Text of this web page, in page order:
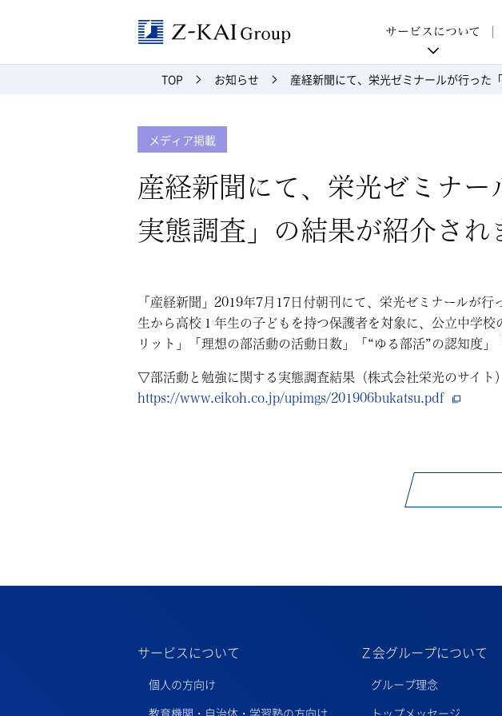
サービスについて
TOP お知らせ 産経新聞にて、栄光ゼミナールが行った
メディア掲載
産経新聞にて、栄光ゼミナ
実態調査」の結果が紹介され
「産経新聞」2019年7月17日付朝刊にて、栄光ゼミナールが
生から高校１年生の子どもを持つ保護者を対象に、公立中学
リット」「理想の部活動の活動日数」「“ゆる部活”の認知度
▽部活動と勉強に関する実態調査結果（株式会社栄光のサイト）
https://www.eikoh.co.jp/upimgs/201906bukatsu.pdf
サービスについて
個人の方向け
Ｚ会グループについて
グループ理念